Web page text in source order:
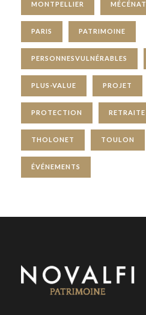
MONTPELLIER MÉCÉNAT
PARIS PATRIMOINE
PERSONNESVULNÉRABLES
PLUS-VALUE PROJET
PROTECTION RETRAITE
THOLONET TOULON
ÉVÉNEMENTS